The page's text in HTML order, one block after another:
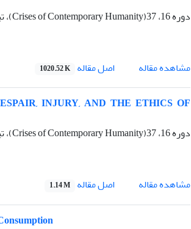
دوره 16، 37(Crises of Contemporary Humanity)، تیر 1405
مشاهده مقاله
اصل مقاله 1020.52 K
INJURY, AND THE ETHICS OF
دوره 16، 37(Crises of Contemporary Humanity)، تیر 1405
مشاهده مقاله
اصل مقاله 1.14 M